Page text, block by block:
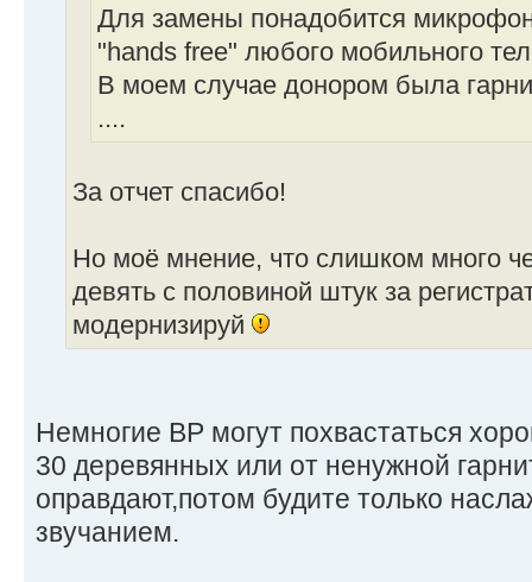
Для замены понадобится
"hands free" любого мобильного
В моем случае донором была
....
За отчет спасибо!
Но моё мнение, что слишком много
девять с половиной штук за
модернизируй
Немногие ВР могут похвастаться
30 деревянных или от ненужной
оправдают,потом будите только
звучанием.